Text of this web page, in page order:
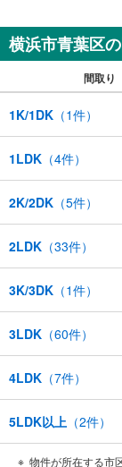
横浜市青葉区
間取り
1K/1DK （1件）
1LDK （4件）
2K/2DK （5件）
2LDK （33件）
3K/3DK （1件）
3LDK （60件）
4LDK （7件）
5LDK以上 （2件）
物件が所在する市